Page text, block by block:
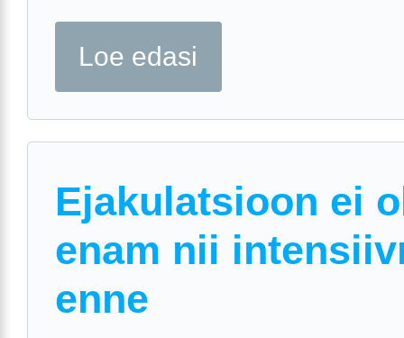
Loe edasi
Ejakulatsioon ei
enam nii
enne